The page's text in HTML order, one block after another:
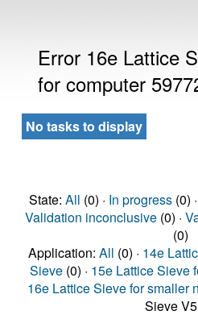
Error 16e Lattice
for computer
No tasks to display
State: All (0) · In progress(0) ·
Validation inconclusive(0) ·
(0)
Application: All (0) · 14e
Sieve (0) · 15e Lattice Sieve
16e Lattice Sieve for smaller
Sieve